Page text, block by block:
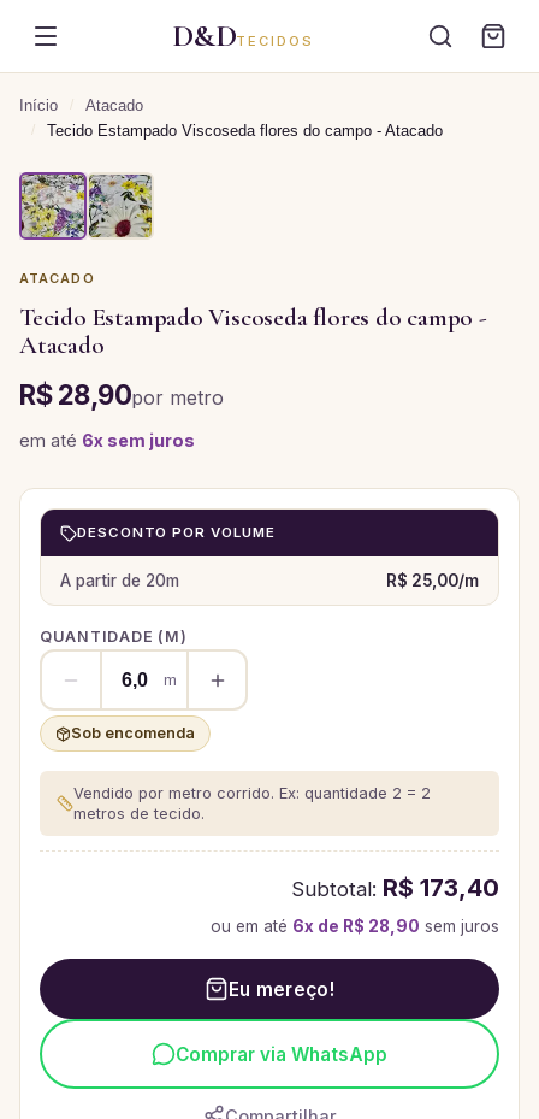
D&DTECIDOS
Início / Atacado
/ Tecido Estampado Viscoseda flores do campo - Atacado
ATACADO
Tecido Estampado Viscoseda flores do campo -
Atacado
R$ 28,90por metro
em até 6x sem juros
DESCONTO POR VOLUME
A partir de 20m R$ 25,00/m
QUANTIDADE ( M)
m
Sob encomenda
Vendido por metro corrido. Ex: quantidade 2 = 2
metros de tecido.
Subtotal: R$ 173,40
ou em até 6x de R$ 28,90 sem juros
Eu mereço!
Comprar via WhatsApp